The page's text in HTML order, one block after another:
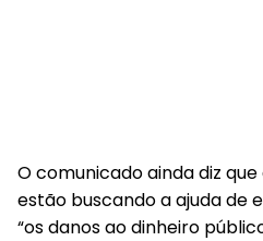
O comunicado ainda diz
estão buscando a ajuda de
“os danos ao dinheiro